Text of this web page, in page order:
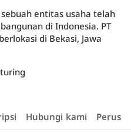
entitas usaha telah
di Indonesia. PT
di Bekasi, Jawa
Hubungi kami